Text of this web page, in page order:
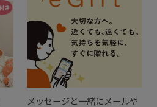
メッセージと一緒にメールや